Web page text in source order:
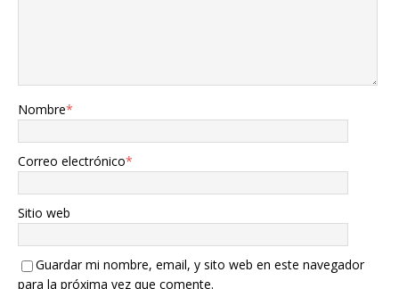
Nombre*
Correo electrónico*
Sitio web
Guardar mi nombre, email, y sito web en este navegador
para la próxima vez que comente.